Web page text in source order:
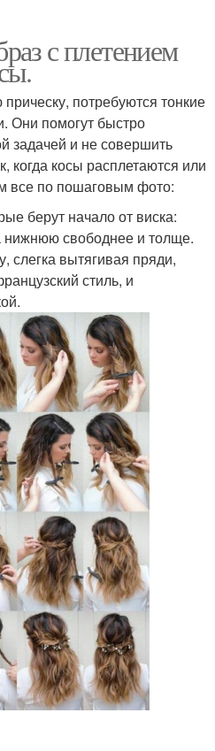
с плетением
потребуются тонкие
Они помогут быстро
задачей и не совершить
когда косы расплетаются или
все по пошаговым фото:
берут начало от виска:
свободнее и толще.
слегка вытягивая пряди,
стиль, и